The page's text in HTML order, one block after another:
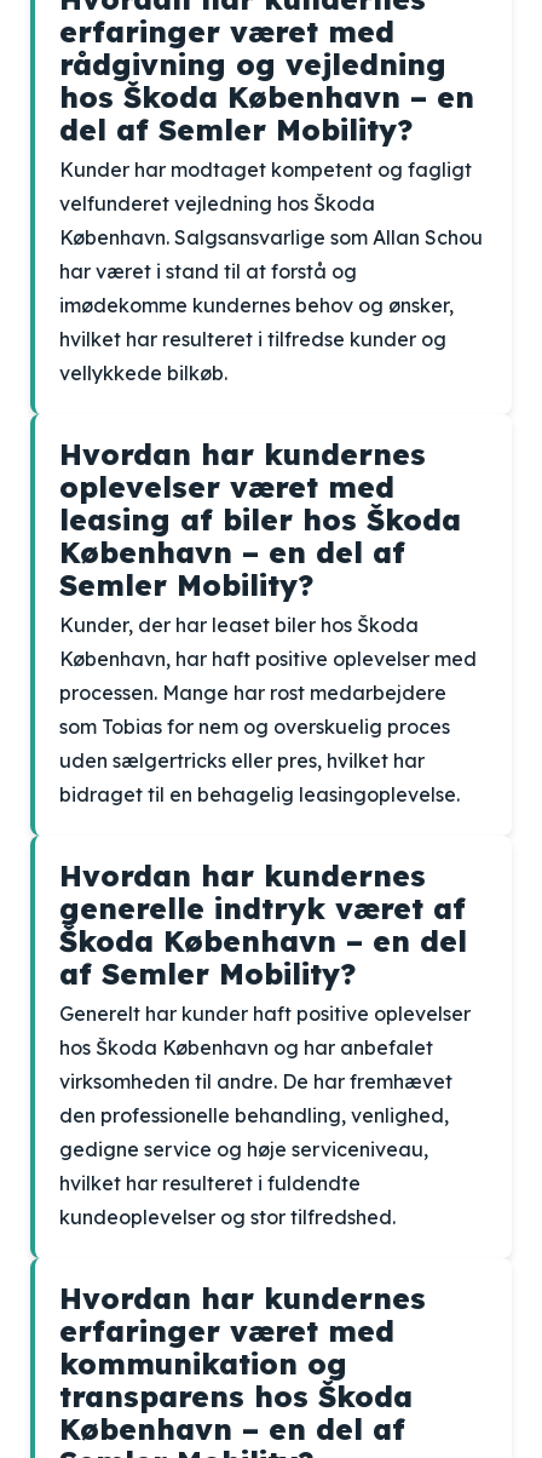
erfaringer været med
rådgivning og vejledning
hos Škoda København – en
del af Semler Mobility?
Kunder har modtaget kompetent og fagligt
velfunderet vejledning hos Škoda
København. Salgsansvarlige som Allan Schou
har været i stand til at forstå og
imødekomme kundernes behov og ønsker,
hvilket har resulteret i tilfredse kunder og
vellykkede bilkøb.
Hvordan har kundernes
oplevelser været med
leasing af biler hos Škoda
København – en del af
Semler Mobility?
Kunder, der har leaset biler hos Škoda
København, har haft positive oplevelser med
processen. Mange har rost medarbejdere
som Tobias for nem og overskuelig proces
uden sælgertricks eller pres, hvilket har
bidraget til en behagelig leasingoplevelse.
Hvordan har kundernes
generelle indtryk været af
Škoda København – en del
af Semler Mobility?
Generelt har kunder haft positive oplevelser
hos Škoda København og har anbefalet
virksomheden til andre. De har fremhævet
den professionelle behandling, venlighed,
gedigne service og høje serviceniveau,
hvilket har resulteret i fuldendte
kundeoplevelser og stor tilfredshed.
Hvordan har kundernes
erfaringer været med
kommunikation og
transparens hos Škoda
København – en del af